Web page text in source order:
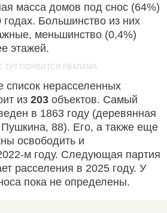
масса домов под снос (64%)
Большинство из них
меньшинство (0,4%)
этажей.
список нерасселенных
из 203 объектов. Самый
в 1863 году (деревянная
88). Его, а также еще
освободить и
м году. Следующая партия
расселения в 2025 году. У
пока не определены.